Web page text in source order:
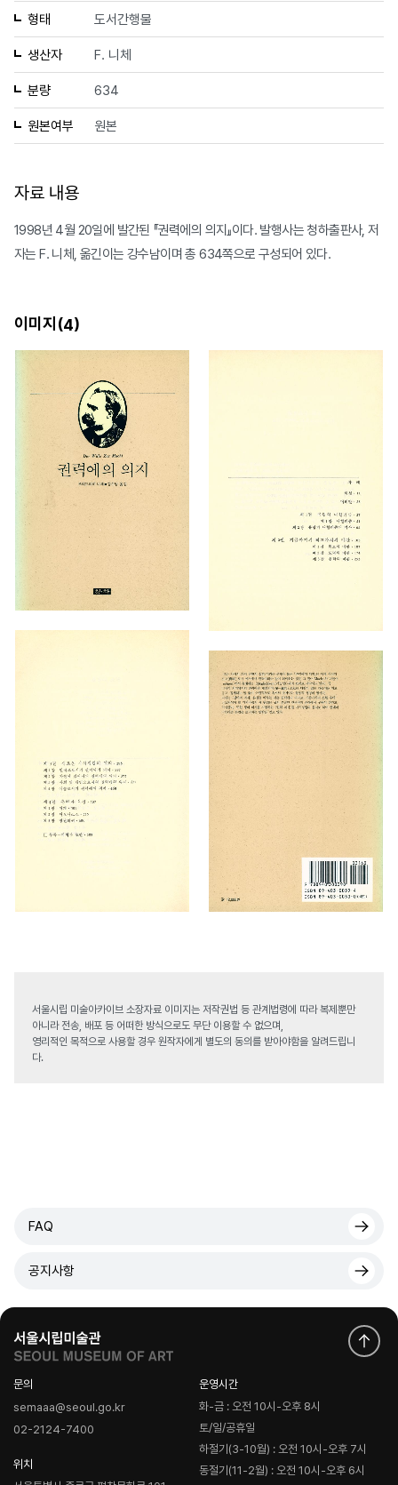
형태 도서간행물
생산자 F. 니체
분량 634
원본여부 원본
자료 내용
1998년 4월 20일에 발간된 『권력에의 의지』이다. 발행사는 청하출판사, 저
자는 F. 니체, 옮긴이는 강수남이며 총 634쪽으로 구성되어 있다.
이미지(4)
서울시립 미술아카이브 소장자료 이미지는 저작권법 등 관계법령에 따라 복제뿐만
아니라 전송, 배포 등 어떠한 방식으로도 무단 이용할 수 없으며,
영리적인 목적으로 사용할 경우 원작자에게 별도의 동의를 받아야함을 알려드립니
다.
FAQ
공지사항
문의
semaaa@seoul.go.kr
02-2124-7400
위치
운영시간
화-금 : 오전 10시-오후 8시
토/일/공휴일
하절기(3-10월) : 오전 10시-오후 7시
동절기(11-2월) : 오전 10시-오후 6시